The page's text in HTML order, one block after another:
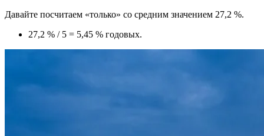
Давайте посчитаем «только» со средним значением 27,2 %.
27,2 % / 5 = 5,45 % годовых.